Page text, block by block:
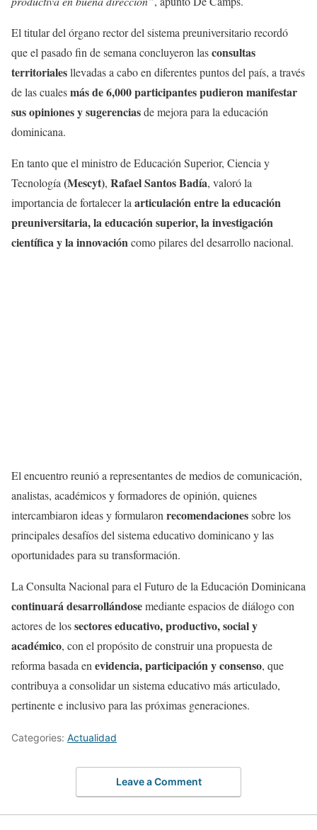
El titular delórganorector delsistemapreuniversitariorecordó
queelpasadofin desemanaconcluyeronlasconsultas
territorialesllevadasacaboendiferentespuntos delpaís, através
de lascualesmásde 6,000participantespudieronmanifestar
susopinionesysugerenciasdemejorapara laeducación
dominicana.
En tantoqueelministrodeEducaciónSuperior, Ciencia y
Tecnología(Mescyt), Rafael Santos Badía, valoróla
importanciadefortalecerlaarticulaciónentre laeducación
preuniversitaria, laeducaciónsuperior, lainvestigación
científicay lainnovacióncomopilaresdeldesarrollonacional.
El encuentroreunióa representantesdemediosdecomunicación,
analistas, académicosyformadoresdeopinión, quienes
intercambiaron ideas yformularon recomendacionessobrelos
principalesdesafíosdel sistema educativodominicanoy las
oportunidadespara su transformación.
La Consulta Nacional para el Futuro de la Educación Dominicana
continuarádesarrollándosemedianteespaciosdediálogocon
actoresdelossectoreseducativo,productivo, social y
académico, con el propósitodeconstruiruna propuesta de
reforma basada en evidencia,participaciónyconsenso, que
contribuya a consolidarun sistema educativomásarticulado,
pertinenteeinclusivopara laspróximas generaciones.
Categories: Actualidad
Leave a Comment